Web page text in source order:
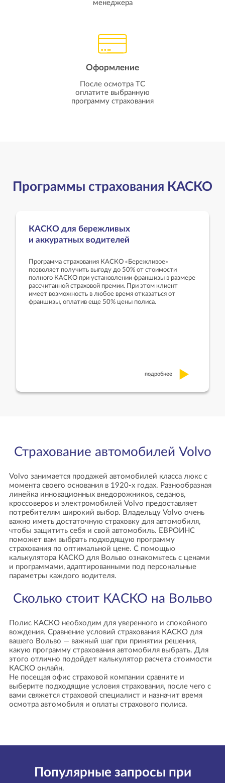
менеджера
Оформление
После осмотра ТС
оплатите выбранную
программу страхования
Программы страхования КАСКО
КАСКО для бережливых
и аккуратных водителей
Программа страхования КАСКО «Бережливое»
позволяет получить выгоду до 50% от стоимости
полного КАСКО при установлении франшизы в размере
рассчитанной страховой премии. При этом клиент
имеет возможность в любое время отказаться от
франшизы, оплатив еще 50% цены полиса.
подробнее
Страхование автомобилей Volvo
Volvo занимается продажей автомобилей класса люкс с
момента своего основания в 1920-х годах. Разнообразная
линейка инновационных внедорожников, седанов,
кроссоверов и электромобилей Volvo предоставляет
потребителям широкий выбор. Владельцу Volvo очень
важно иметь достаточную страховку для автомобиля,
чтобы защитить себя и свой автомобиль. ЕВРОИНС
поможет вам выбрать подходящую программу
страхования по оптимальной цене. С помощью
калькулятора КАСКО для Вольво ознакомьтесь с ценами
и программами, адаптированными под персональные
параметры каждого водителя.
Сколько стоит КАСКО на Вольво
Полис КАСКО необходим для уверенного и спокойного
вождения. Сравнение условий страхования КАСКО для
вашего Вольво — важный шаг при принятии решения,
какую программу страхования автомобиля выбрать. Для
этого отлично подойдет калькулятор расчета стоимости
КАСКО онлайн.
Не посещая офис страховой компании сравните и
выберите подходящие условия страхования, после чего с
вами свяжется страховой специалист и назначит время
осмотра автомобиля и оплаты страхового полиса.
Популярные запросы при